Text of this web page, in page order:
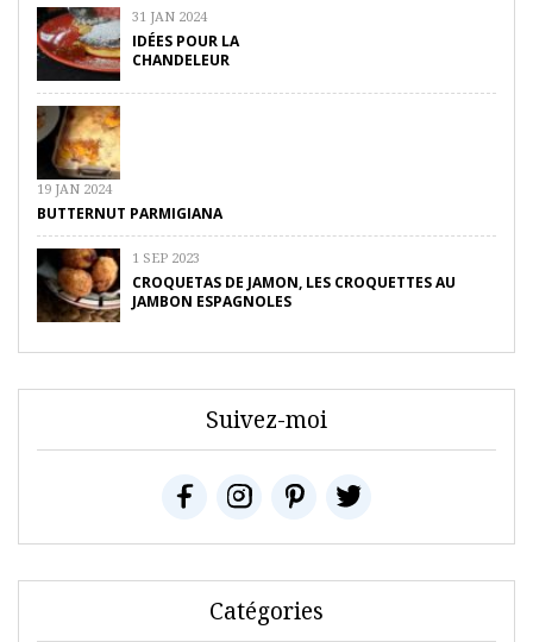
31 JAN 2024
IDÉES POUR LA
CHANDELEUR
19 JAN 2024
BUTTERNUT PARMIGIANA
1 SEP 2023
CROQUETAS DE JAMON, LES CROQUETTES AU
JAMBON ESPAGNOLES
Suivez-moi
Catégories